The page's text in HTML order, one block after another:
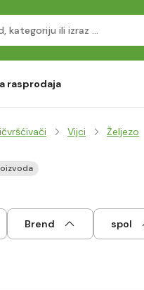
rasprodaja
Vijci Željezo
Brend spol